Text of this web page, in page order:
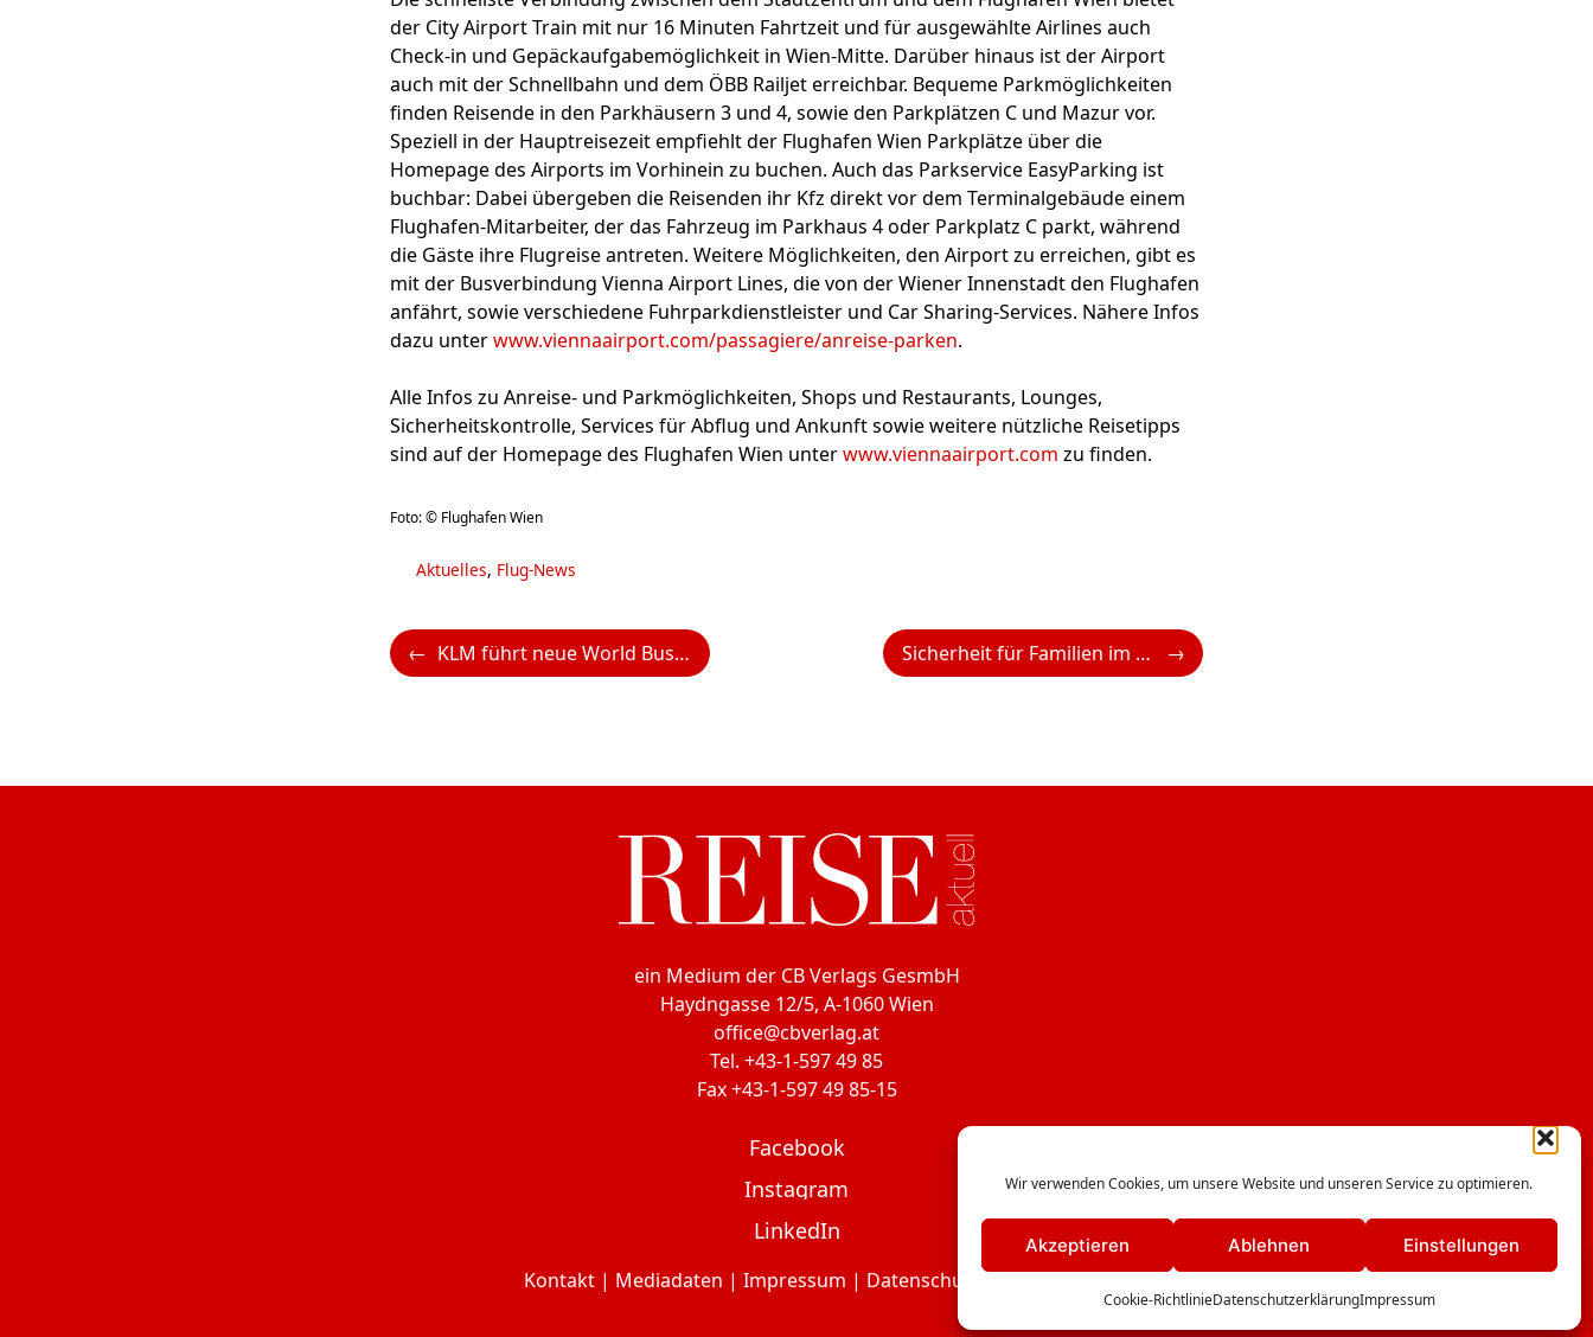
Wir verwenden Cookies, um unsere Website und unseren Service zu optimieren.
Akzeptieren Ablehnen Einstellungen
Cookie-RichtlinieDatenschutzerklärungImpressum
der City Airport Train mit nur 16 Minuten Fahrtzeit und für ausgewählte Airlines auch
Check-in und Gepäckaufgabemöglichkeit in Wien-Mitte. Darüber hinaus ist der Airport
auch mit der Schnellbahn und dem ÖBB Railjet erreichbar. Bequeme Parkmöglichkeiten
finden Reisende in den Parkhäusern 3 und 4, sowie den Parkplätzen C und Mazur vor.
Speziell in der Hauptreisezeit empfiehlt der Flughafen Wien Parkplätze über die
Homepage des Airports im Vorhinein zu buchen. Auch das Parkservice EasyParking ist
buchbar: Dabei übergeben die Reisenden ihr Kfz direkt vor dem Terminalgebäude einem
Flughafen-Mitarbeiter, der das Fahrzeug im Parkhaus 4 oder Parkplatz C parkt, während
die Gäste ihre Flugreise antreten. Weitere Möglichkeiten, den Airport zu erreichen, gibt es
mit der Busverbindung Vienna Airport Lines, die von der Wiener Innenstadt den Flughafen
anfährt, sowie verschiedene Fuhrparkdienstleister und Car Sharing-Services. Nähere Infos
dazu unterwww.viennaairport.com/passagiere/anreise-parken.
Alle Infos zu Anreise- und Parkmöglichkeiten, Shops und Restaurants, Lounges,
Sicherheitskontrolle, Services für Abflug und Ankunft sowie weitere nützliche Reisetipps
sind auf der Homepage des Flughafen Wien unterwww.viennaairport.com zu finden.
Foto: ©️ Flughafen Wien
Kategorien
Aktuelles, Flug-News
Sicherheit für Familien im Sommerurlaub
KLM führt neue World Business Class-Sitze an Bord der B777-Flotte ein
ein Medium der CB Verlags GesmbH
Haydngasse 12/5, A-1060 Wien
office@cbverlag.at
Tel. +43-1-597 49 85
Fax +43-1-597 49 85-15
Facebook
Instagram
LinkedIn
Kontakt | Mediadaten | Impressum | Datenschutzerklärung